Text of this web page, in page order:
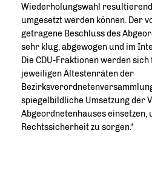
Wiederholungswahl
umgesetzt werden können. Der
getragene Beschluss des
sehr klug, abgewogen und im
Die CDU-Fraktionen werden
jeweiligen Ältestenräten der
spiegelbildliche Umsetzung der
Abgeordnetenhauses einsetzen,
Rechtssicherheit zu sorgen.“